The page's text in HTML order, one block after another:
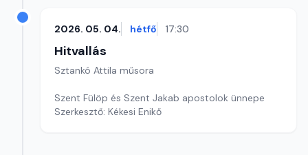
2026. 05. 04. hétfő 17:30
Hitvallás
Sztankó Attila műsora
Szent Fülöp és Szent Jakab apostolok ünnepe
Szerkesztő: Kékesi Enikő